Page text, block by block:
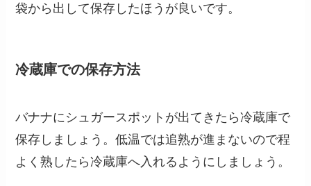
袋から出して保存したほうが良いです。
冷蔵庫での保存方法
バナナにシュガースポットが出てきたら冷蔵庫で
保存しましょう。低温では追熟が進まないので程
よく熟したら冷蔵庫へ入れるようにしましょう。